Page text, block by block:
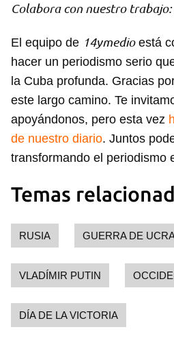
Colabora con nuestro trabajo:
El equipo de 14ymedioestá
hacer un periodismo serio
la Cuba profunda. Gracias
este largo camino. Te
apoyándonos, pero esta vez
de nuestro diario. Juntos
transformando el periodismo
Temas
RUSIA GUERRA DE
VLADÍMIR PUTIN
DÍA DE LA VICTORIA